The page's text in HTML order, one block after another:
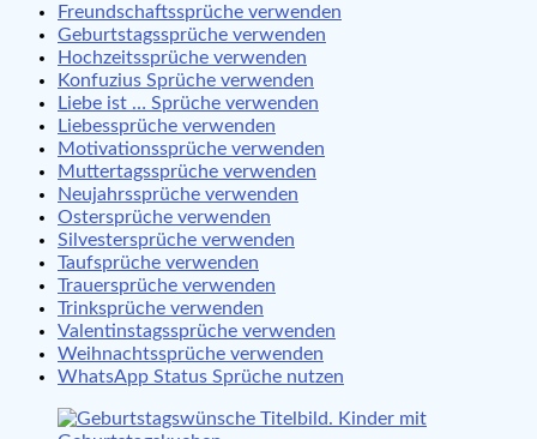
Freundschaftssprüche verwenden
Geburtstagssprüche verwenden
Hochzeitssprüche verwenden
Konfuzius Sprüche verwenden
Liebe ist … Sprüche verwenden
Liebessprüche verwenden
Motivationssprüche verwenden
Muttertagssprüche verwenden
Neujahrssprüche verwenden
Ostersprüche verwenden
Silvestersprüche verwenden
Taufsprüche verwenden
Trauersprüche verwenden
Trinksprüche verwenden
Valentinstagssprüche verwenden
Weihnachtssprüche verwenden
WhatsApp Status Sprüche nutzen